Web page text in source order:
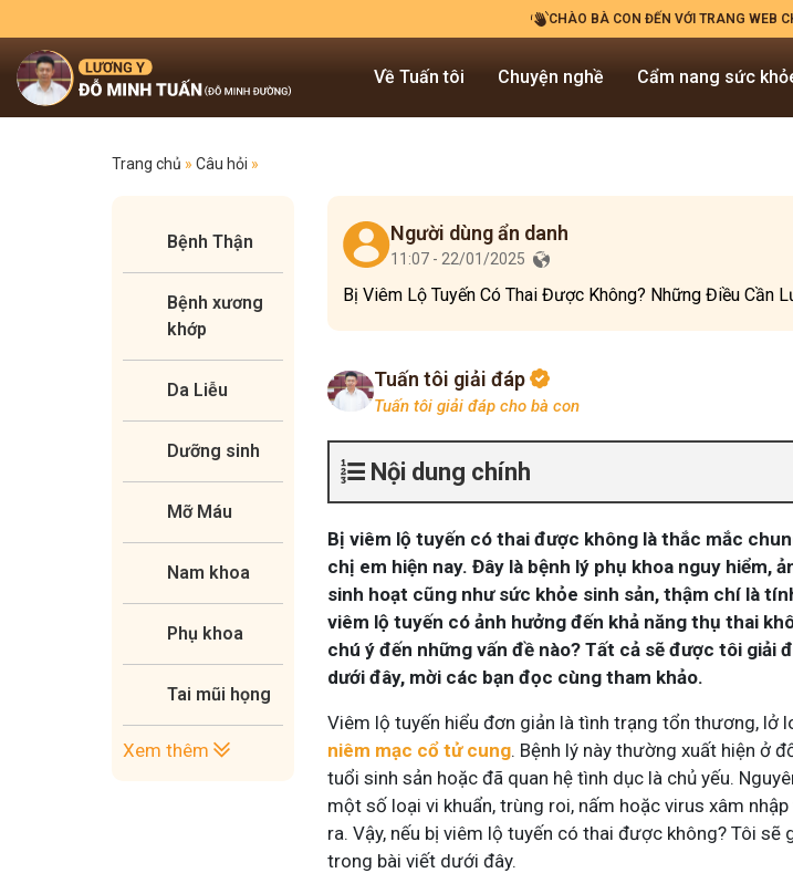
CHÀO BÀ CON ĐẾN VỚI TRANG WEB
Về Tuấn tôi Chuyện nghề Cẩm nang sức
Trang chủ » Câu hỏi »
Bệnh Thận
Bệnh xương
khớp
Da Liễu
Dưỡng sinh
Mỡ Máu
Nam khoa
Phụ khoa
Tai mũi họng
Xem thêm
Người dùng ẩn danh
11:07 - 22/01/2025
Bị Viêm Lộ Tuyến Có Thai Được Không? Những Điều Cần
Tuấn tôi giải đáp
Tuấn tôi giải đáp cho bà con
Nội dung chính
Bị viêm lộ tuyến có thai được không là thắc mắc
chị em hiện nay. Đây là bệnh lý phụ khoa nguy hiểm,
sinh hoạt cũng như sức khỏe sinh sản, thậm chí là
viêm lộ tuyến có ảnh hưởng đến khả năng thụ thai
chú ý đến những vấn đề nào? Tất cả sẽ được tôi giải
dưới đây, mời các bạn đọc cùng tham khảo.
Viêm lộ tuyến hiểu đơn giản là tình trạng tổn thương, lở
niêm mạc cổ tử cung. Bệnh lý này thường xuất hiện ở
tuổi sinh sản hoặc đã quan hệ tình dục là chủ yếu.
một số loại vi khuẩn, trùng roi, nấm hoặc virus xâm
ra. Vậy, nếu bị viêm lộ tuyến có thai được không? Tôi sẽ
trong bài viết dưới đây.